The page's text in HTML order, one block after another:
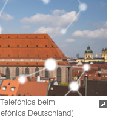
Telefónica beim
Deutschland)